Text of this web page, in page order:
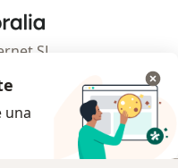
- Página de inicio
SL
Spain
una